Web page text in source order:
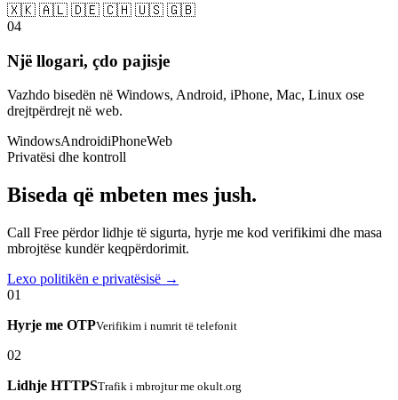
🇽🇰 🇦🇱 🇩🇪 🇨🇭 🇺🇸 🇬🇧
04
Një llogari, çdo pajisje
Vazhdo bisedën në Windows, Android, iPhone, Mac, Linux ose
drejtpërdrejt në web.
WindowsAndroidiPhoneWeb
Privatësi dhe kontroll
Biseda që mbeten mes jush.
Call Free përdor lidhje të sigurta, hyrje me kod verifikimi dhe masa
mbrojtëse kundër keqpërdorimit.
Lexo politikën e privatësisë →
01
Hyrje me OTPVerifikim i numrit të telefonit
02
Lidhje HTTPSTrafik i mbrojtur me okult.org